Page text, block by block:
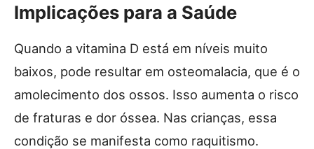
Implicações para a Saúde
Quando a vitamina D está em níveis muito
baixos, pode resultar em osteomalacia, que é o
amolecimento dos ossos. Isso aumenta o risco
de fraturas e dor óssea. Nas crianças, essa
condição se manifesta como raquitismo.